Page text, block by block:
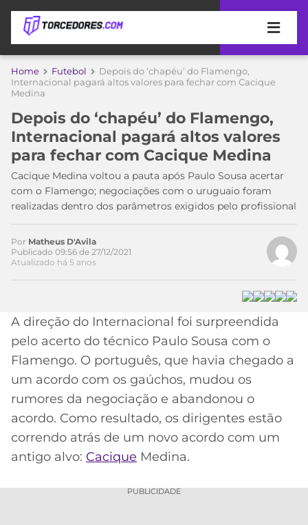
APOSTAS
DE
APOSTA
MELHORES
SITES
DE
APOSTAS
2026
CÓDIGO
PROMOCIONAL
CÓDIGO
DE
INDICAÇÃO
BET365
CÓDIGO
BETANO
MELHORES
ÚLTIMAS
COPA
DO
MUNDO
TIMES
MEU
TIME
CORINTHIANS
SÃO
PAULO
SANTOS
FLAMENGO
FLUMINENSE
CAMPEONATOS
BRASILEIRÃO
LIBERTADORES
COPA
DO
BRASIL
PREMIER
LEAGUE
MÍDIA
MERCADO
DA
BOLA
PALPITES
Home Futebol
Depois do ‘chapéu’ do Flamengo,
Internacional pagará altos valores para fechar com Cacique
Medina
Depois do ‘chapéu’ do Flamengo,
Internacional pagará altos valores
para fechar com Cacique Medina
Cacique Medina voltou a pauta após Paulo Sousa acertar
com o Flamengo; negociações com o uruguaio foram
realizadas dentro dos parâmetros exigidos pelo profissional
Acesse o perfil do autor
no Twitter
Por Matheus D'Avila
Publicado 09:56 de 27/12/2021
Atualizado há 5 anos
A direção do Internacional foi surpreendida
pelo acerto do técnico Paulo Sousa com o
Flamengo. O português, que havia chegado a
um acordo com os gaúchos, mudou os
rumores da negociação e abandonou o
acordo. Como resultado, os dirigentes estão
correndo atrás de um novo acordo com um
antigo alvo: Cacique Medina.
PUBLICIDADE